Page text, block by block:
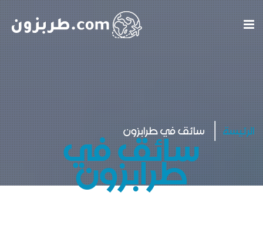
سائق في
طرابزون
الرئيسة سائق في طرابزون